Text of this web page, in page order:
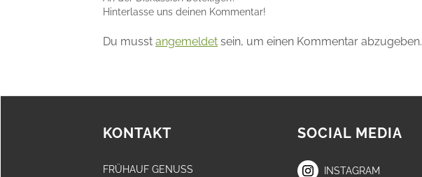
Hinterlasse uns deinen Kommentar!
Du musst angemeldet sein, um einen Kommentar abzugeben.
KONTAKT
FRÜHAUF GENUSS
SOCIAL MEDIA
INSTAGRAM